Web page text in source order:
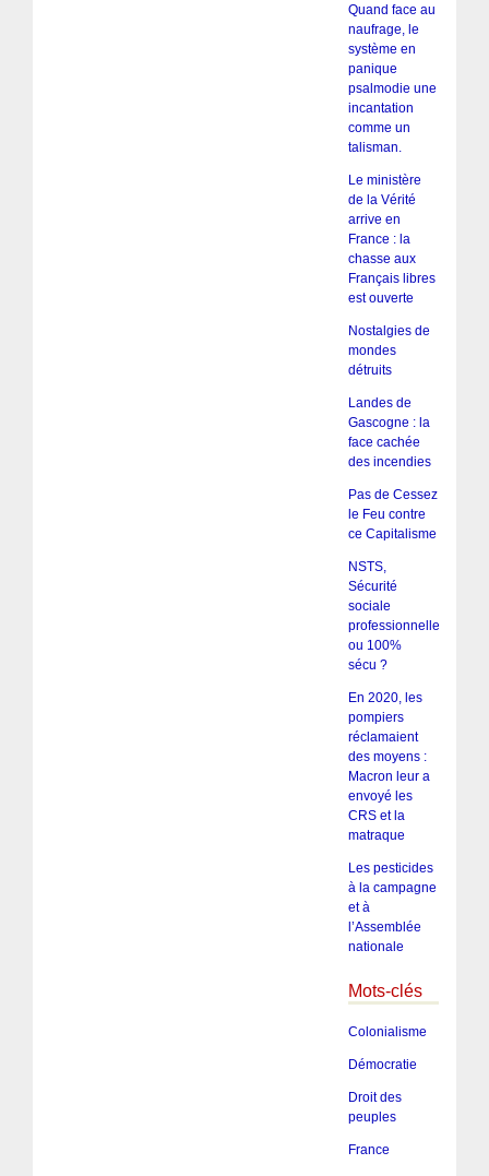
Quand face au
naufrage, le
système en
panique
psalmodie une
incantation
comme un
talisman.
Le ministère
de la Vérité
arrive en
France : la
chasse aux
Français libres
est ouverte
Nostalgies de
mondes
détruits
Landes de
Gascogne : la
face cachée
des incendies
Pas de Cessez
le Feu contre
ce Capitalisme
NSTS,
Sécurité
sociale
professionnelle
ou 100%
sécu ?
En 2020, les
pompiers
réclamaient
des moyens :
Macron leur a
envoyé les
CRS et la
matraque
Les pesticides
à la campagne
et à
l’Assemblée
nationale
Mots-clés
Colonialisme
Démocratie
Droit des
peuples
France